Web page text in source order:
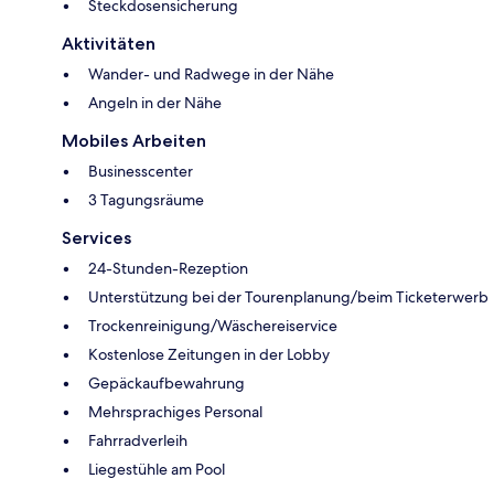
Steckdosensicherung
Aktivitäten
Wander- und Radwege in der Nähe
Angeln in der Nähe
Mobiles Arbeiten
Businesscenter
3 Tagungsräume
Services
24-Stunden-Rezeption
Unterstützung bei der Tourenplanung/beim Ticketerwerb
Trockenreinigung/Wäschereiservice
Kostenlose Zeitungen in der Lobby
Gepäckaufbewahrung
Mehrsprachiges Personal
Fahrradverleih
Liegestühle am Pool